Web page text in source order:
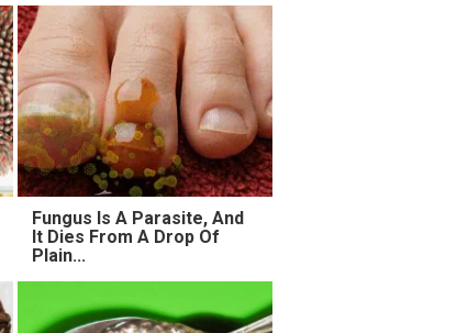
Fungus Is A Parasite, And
It Dies From A Drop Of
Plain...